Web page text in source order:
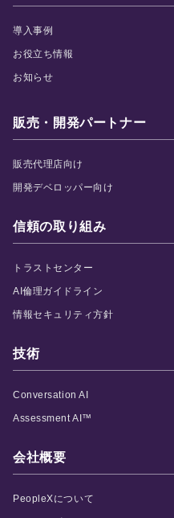
導入事例
お役立ち情報
お知らせ
販売・開発パートナー
販売代理店向け
開発デベロッパー向け
信頼の取り組み
トラストセンター
AI倫理ガイドライン
情報セキュリティ方針
技術
Conversation AI
Assessment AI™
会社概要
PeopleXについて